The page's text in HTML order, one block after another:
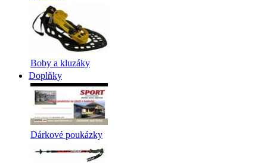
Boby a kluzáky
Doplňky
Dárkové poukázky